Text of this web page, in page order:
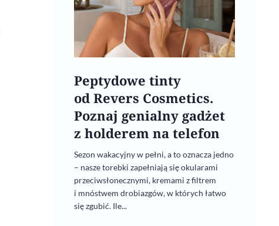
Peptydowe tinty
od Revers Cosmetics.
Poznaj genialny gadżet
z holderem na telefon
Sezon wakacyjny w pełni, a to oznacza jedno
– nasze torebki zapełniają się okularami
przeciwsłonecznymi, kremami z filtrem
i mnóstwem drobiazgów, w których łatwo
się zgubić. Ile...